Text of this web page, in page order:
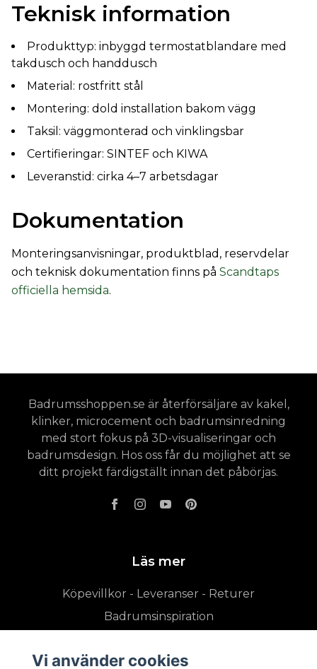
Teknisk information
Produkttyp: inbyggd termostatblandare med
takdusch och handdusch
Material: rostfritt stål
Montering: dold installation bakom vägg
Taksil: väggmonterad och vinklingsbar
Certifieringar: SINTEF och KIWA
Leveranstid: cirka 4–7 arbetsdagar
Dokumentation
Monteringsanvisningar, produktblad, reservdelar
och teknisk dokumentation finns på Scandtaps
officiella hemsida.
Badrumsshoppen.se är återförsäljare av kakel,
klinker, microcement och badrumsinredning
med stort fokus på 3D-visualiseringar och
badrumsdesign. Hos oss får du möjlighet att se
ditt projekt färdigställt innan det påbörjas.
Läs mer
Köpevillkor - Leveranser - Returer
Badrumsinspiration
Vi använder cookies